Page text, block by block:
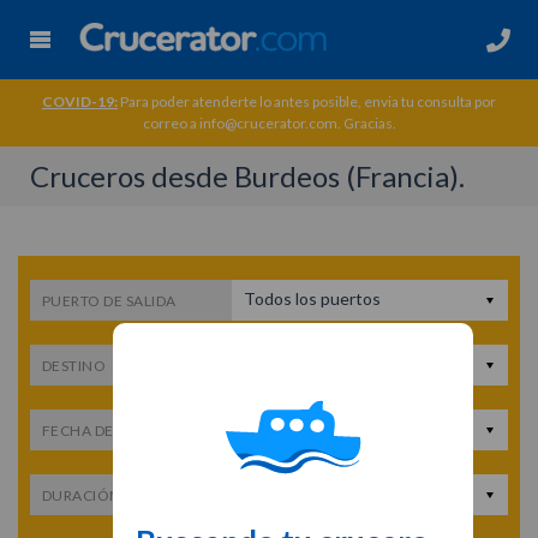
COVID-19: Para poder atenderte lo antes posible, envia tu consulta por
correo a info@crucerator.com. Gracias.
Cruceros desde Burdeos (Francia).
PUERTO DE SALIDA Todos los puertos
DESTINO
FECHA DE SALIDA Fecha de salida
DURACIÓN